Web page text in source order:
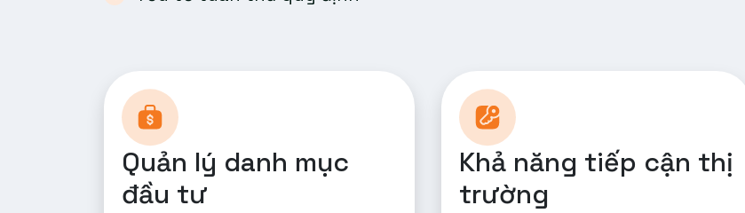
Quản lý danh mục
đầu tư
Khả năng tiếp cận thị
trường